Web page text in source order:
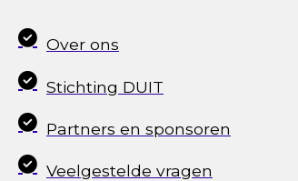
Over ons
Stichting DUIT
Partners en sponsoren
Veelgestelde vragen